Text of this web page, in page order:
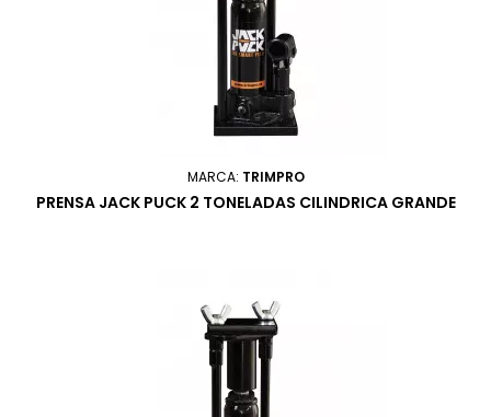
MARCA: TRIMPRO
PRENSA JACK PUCK 2 TONELADAS CILINDRICA GRANDE